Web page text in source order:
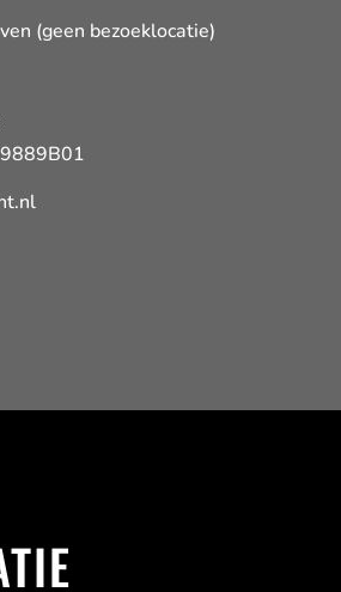
(geen bezoeklocatie)